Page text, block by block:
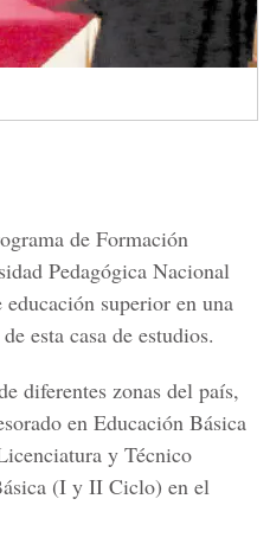
de Formación
Pedagógica Nacional
superior en una
esta casa de estudios.
diferentes zonas del país,
en Educación Básica
y Técnico
(I y II Ciclo) en el